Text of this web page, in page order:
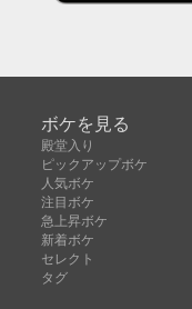
ボケを見る
殿堂入り
ピックアップボケ
人気ボケ
注目ボケ
急上昇ボケ
新着ボケ
セレクト
タグ